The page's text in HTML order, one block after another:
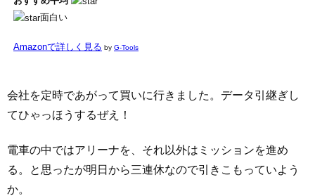
面白い
Amazonで詳しく見る by G-Tools
会社を定時であがって買いに行きました。データ引継ぎし
てひゃっほうするぜえ！
電車の中ではアリーナを、それ以外はミッションを進め
る。と思ったが明日から三連休なので引きこもっていよう
か。